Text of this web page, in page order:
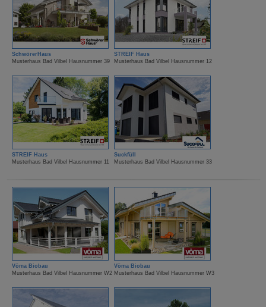
SchwörerHaus
Musterhaus Bad Vilbel Hausnummer 39
STREIF Haus
Musterhaus Bad Vilbel Hausnummer 12
STREIF Haus
Musterhaus Bad Vilbel Hausnummer 11
Suckfüll
Musterhaus Bad Vilbel Hausnummer 33
Vöma Biobau
Musterhaus Bad Vilbel Hausnummer W2
Vöma Biobau
Musterhaus Bad Vilbel Hausnummer W3